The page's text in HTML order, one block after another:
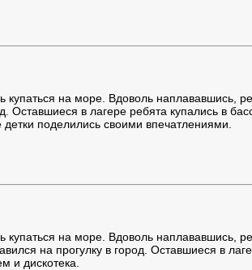
купаться на море. Вдоволь наплававшись,
Оставшиеся в лагере ребята купались в
поделились своими впечатлениями.
купаться на море. Вдоволь наплававшись,
на прогулку в город. Оставшиеся в
и дискотека.